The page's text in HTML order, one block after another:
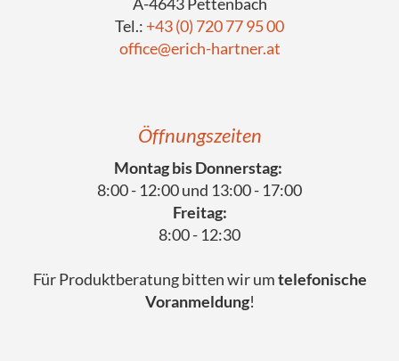
A-4643 Pettenbach
Tel.: +43 (0) 720 77 95 00
office@erich-hartner.at
Öffnungszeiten
Montag bis Donnerstag:
8:00 - 12:00 und 13:00 - 17:00
Freitag:
8:00 - 12:30
Für Produktberatung bitten wir umtelefonische
Voranmeldung!